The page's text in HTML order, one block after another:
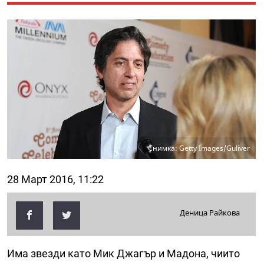
Снимка: Getty Images/Guliver
28 Март 2016, 11:22
Деница Райкова
Има звезди като Мик Джагър и Мадона, чиито